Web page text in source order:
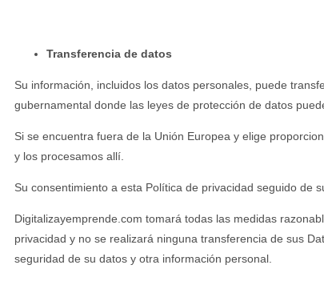
Transferencia de datos
Su información, incluidos los datos personales, puede
gubernamental donde las leyes de protección de datos
Si se encuentra fuera de la Unión Europea y elige
y los procesamos allí.
Su consentimiento a esta Política de privacidad seguido de
Digitalizayemprende.com tomará todas las medidas
privacidad y no se realizará ninguna transferencia de sus
seguridad de su datos y otra información personal.